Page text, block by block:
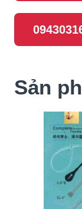
Sản